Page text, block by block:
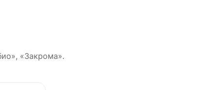
«Закрома».